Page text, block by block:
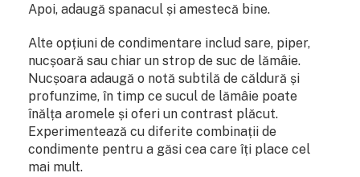
Apoi, adaugă spanacul și amestecă bine.
Alte opțiuni de condimentare includ sare, piper,
nucșoară sau chiar un strop de suc de lămâie.
Nucșoara adaugă o notă subtilă de căldură și
profunzime, în timp ce sucul de lămâie poate
înălța aromele și oferi un contrast plăcut.
Experimentează cu diferite combinații de
condimente pentru a găsi cea care îți place cel
mai mult.